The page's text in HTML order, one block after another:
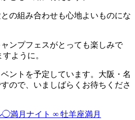
の組み合わせも心地よいものにな
ンプフェスがとっても楽しみで
ように。
ントを予定しています。大阪・名
ので、いましばらくお待ちくださ
◯満月ナイト ∞ 牡羊座満月